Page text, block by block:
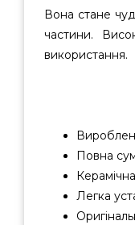
Вона стане
частини.
використання.
Повна
Легка